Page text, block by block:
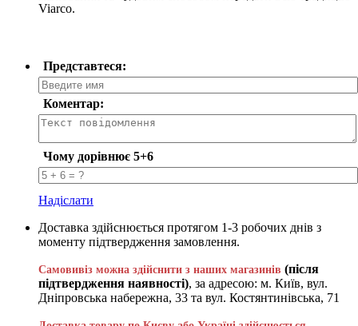
Viarco.
Представтеся:
Коментар:
Чому дорівнює 5+6
Надіслати
Доставка здійснюється протягом 1-3 робочих днів з
моменту підтвердження замовлення.
Самовивіз можна здійснити з наших магазинів (після
підтвердження наявності), за адресою: м. Київ, вул.
Дніпровська набережна, 33 та вул. Костянтинівська, 71